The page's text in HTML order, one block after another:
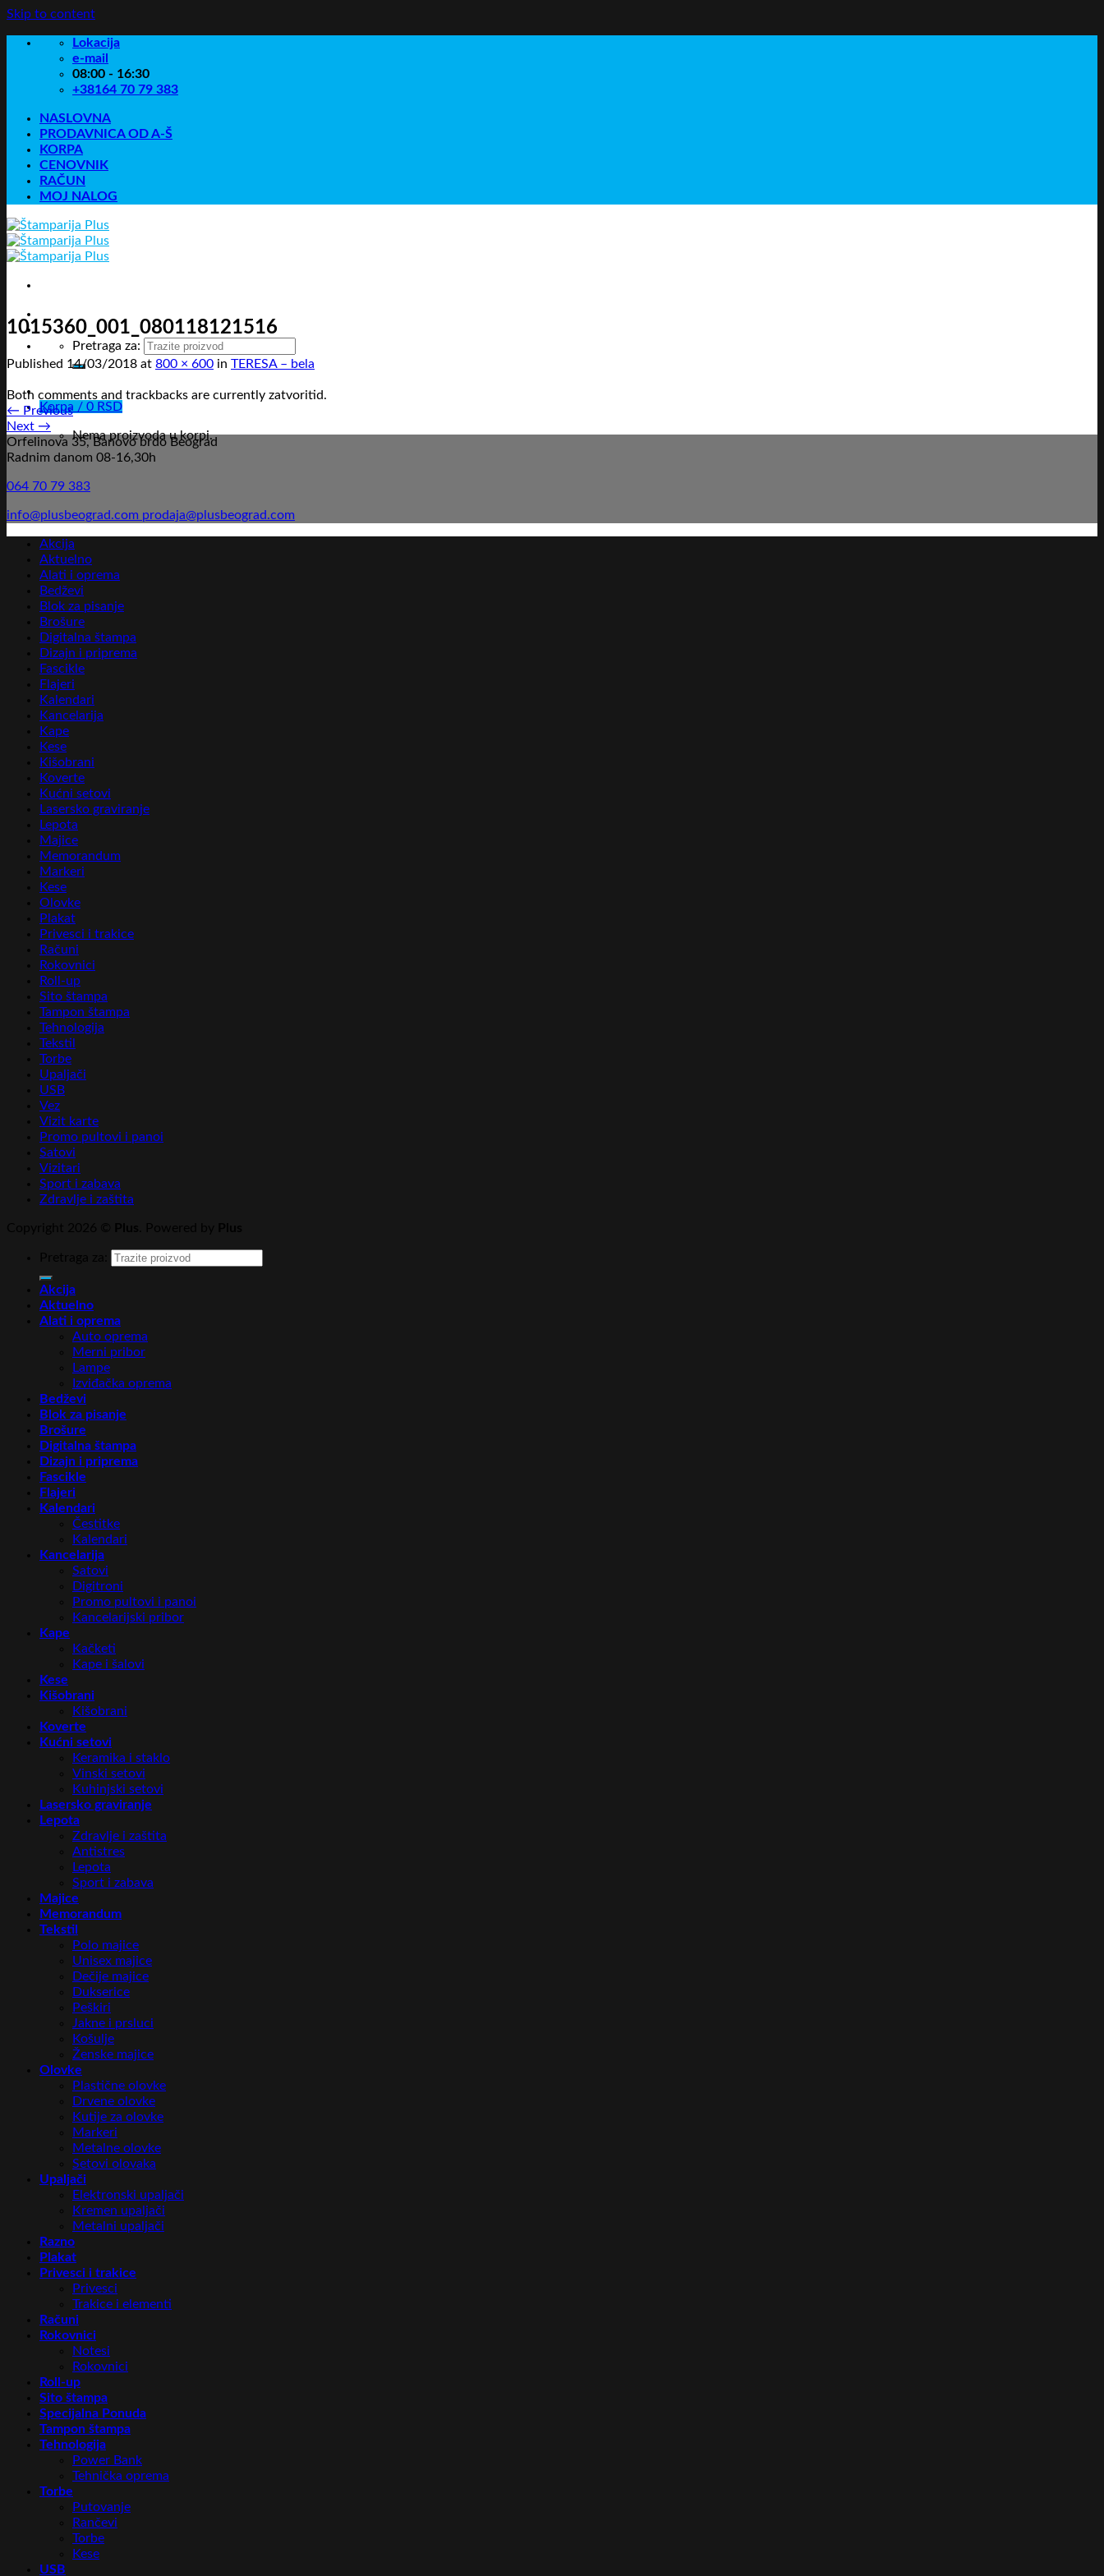
Skip to content
Lokacija
e-mail
08:00 - 16:30
+38164 70 79 383
NASLOVNA
PRODAVNICA OD A-Š
KORPA
CENOVNIK
RAČUN
MOJ NALOG
Pretraga za:
Korpa / 0 RSD
Nema proizvoda u korpi.
1015360_001_080118121516
Published 14/03/2018 at 800 × 600 in TERESA – bela
Both comments and trackbacks are currently zatvoritid.
← Previous
Next →
Orfelinova 35, Banovo brdo Beograd
Radnim danom 08-16,30h
064 70 79 383
info@plusbeograd.com prodaja@plusbeograd.com
Akcija
Aktuelno
Alati i oprema
Bedževi
Blok za pisanje
Brošure
Digitalna štampa
Dizajn i priprema
Fascikle
Flajeri
Kalendari
Kancelarija
Kape
Kese
Kišobrani
Koverte
Kućni setovi
Lasersko graviranje
Lepota
Majice
Memorandum
Markeri
Kese
Olovke
Plakat
Privesci i trakice
Računi
Rokovnici
Roll-up
Sito štampa
Tampon štampa
Tehnologija
Tekstil
Torbe
Upaljači
USB
Vez
Vizit karte
Promo pultovi i panoi
Satovi
Vizitari
Sport i zabava
Zdravlje i zaštita
Akcija
Aktuelno
Alati i oprema
Auto oprema
Merni pribor
Lampe
Izviđačka oprema
Bedževi
Blok za pisanje
Brošure
Digitalna štampa
Dizajn i priprema
Fascikle
Flajeri
Kalendari
Čestitke
Kalendari
Kancelarija
Satovi
Digitroni
Promo pultovi i panoi
Kancelarijski pribor
Kape
Kačketi
Kape i šalovi
Kese
Kišobrani
Kišobrani
Koverte
Kućni setovi
Keramika i staklo
Vinski setovi
Kuhinjski setovi
Lasersko graviranje
Lepota
Zdravlje i zaštita
Antistres
Lepota
Sport i zabava
Majice
Memorandum
Tekstil
Polo majice
Unisex majice
Dečije majice
Dukserice
Peškiri
Jakne i prsluci
Košulje
Ženske majice
Olovke
Plastične olovke
Drvene olovke
Kutije za olovke
Markeri
Metalne olovke
Setovi olovaka
Upaljači
Elektronski upaljači
Kremen upaljači
Metalni upaljači
Razno
Plakat
Privesci i trakice
Privesci
Trakice i elementi
Računi
Rokovnici
Notesi
Rokovnici
Roll-up
Sito štampa
Specijalna Ponuda
Tampon štampa
Tehnologija
Power Bank
Tehnička oprema
Torbe
Putovanje
Rančevi
Torbe
Kese
USB